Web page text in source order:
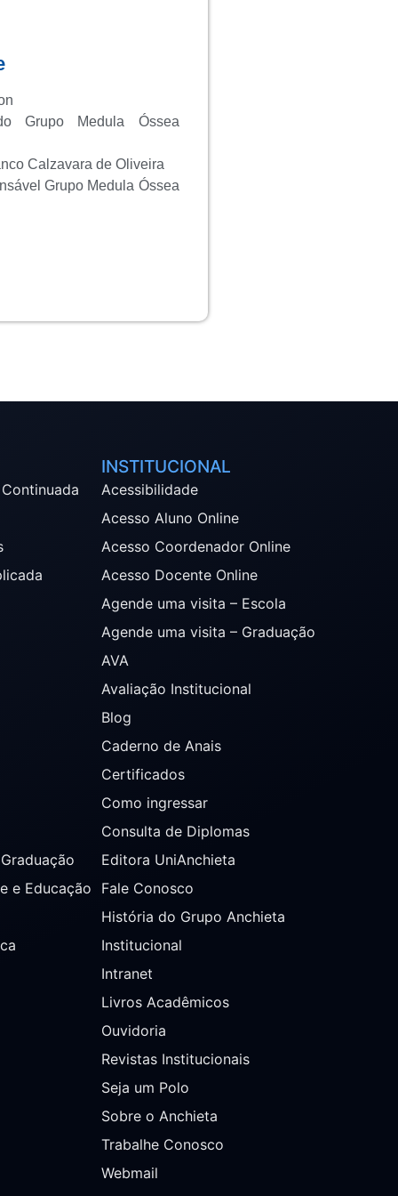
Grupo Medula Óssea
Calzavara de Oliveira
Grupo Medula Óssea
e Educação
INSTITUCIONAL
Acessibilidade
Acesso Aluno Online
Acesso Coordenador Online
Acesso Docente Online
Agende uma visita – Escola
Agende uma visita – Graduação
AVA
Avaliação Institucional
Blog
Caderno de Anais
Certificados
Como ingressar
Consulta de Diplomas
Editora UniAnchieta
Fale Conosco
História do Grupo Anchieta
Institucional
Intranet
Livros Acadêmicos
Ouvidoria
Revistas Institucionais
Seja um Polo
Sobre o Anchieta
Trabalhe Conosco
Webmail